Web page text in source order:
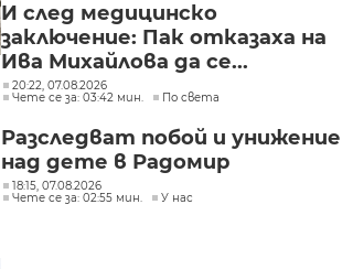
И след медицинско
заключение: Пак отказаха на
Ива Михайлова да се...
20:22, 07.08.2026
Чете се за: 03:42 мин.
По света
Разследват побой и унижение
над дете в Радомир
18:15, 07.08.2026
Чете се за: 02:55 мин.
У нас